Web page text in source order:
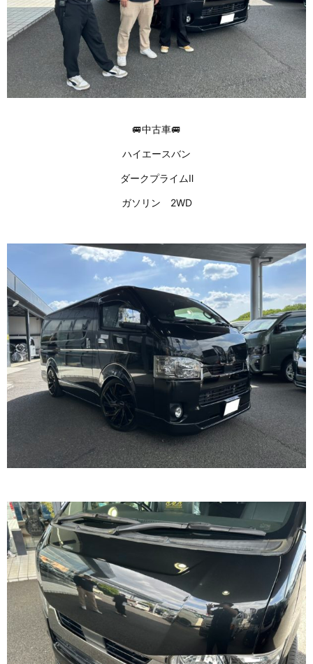
🚐中古車🚐
ハイエースバン
ダークプライムⅡ
ガソリン 2WD